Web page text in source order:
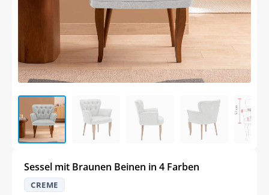
Sessel mit Braunen Beinen in 4 Farben
CREME